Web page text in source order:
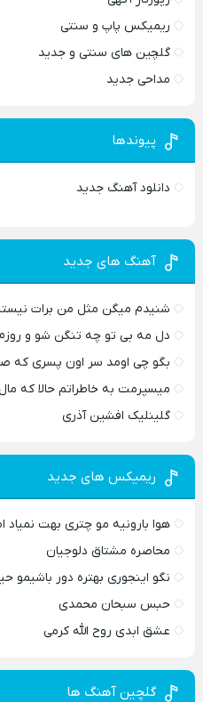
ریمیکس پاپ و سنتی
گلچین های سنتی و جدید
مداحی جدید
پیوندها
دانلود آهنگ جدید
آهنگ های جدید
شنیدم میگن مثل من برات
دل مه بی تو چه تنگن شو و
بگو چی اومد سر اون پسری که
میسپرمت به خاطراتم حالا که
گلینلیک افشین آذری
ریمیکس های جدید
هوا بارونیه مو چتری بهت نمیاد
محاصره مشتاق دلوجیان
نگو اینجوری بهتره دور باشیمو
حبس سبحان محمدی
عشق ابدی روح الله کرمی
گلچین آهنگ ها